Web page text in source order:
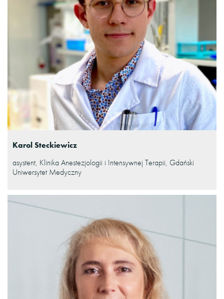
Karol Steckiewicz
asystent, Klinika Anestezjologii i Intensywnej Terapii, Gdański
Uniwersytet Medyczny